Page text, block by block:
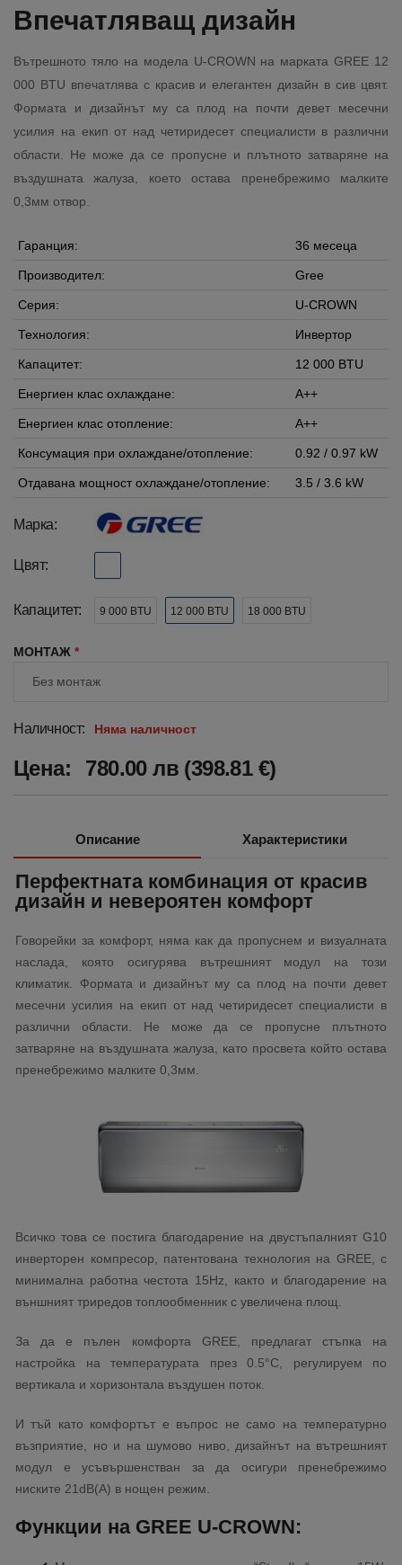
Впечатляващ дизайн
Вътрешното тяло на модела U-CROWN на марката GREE 12
000 BTU впечатлява с красив и елегантен дизайн в сив цвят.
Формата и дизайнът му са плод на почти девет месечни
усилия на екип от над четиридесет специалисти в различни
области. Не може да се пропусне и плътното затваряне на
въздушната жалуза, което остава пренебрежимо малките
0,3мм отвор.
Гаранция: 36 месеца
Производител: Gree
Серия: U-CROWN
Технология: Инвертор
Капацитет: 12 000 BTU
Енергиен клас охлаждане: A++
Енергиен клас отопление: A++
Консумация при охлаждане/отопление: 0.92 / 0.97 kW
Отдавана мощност охлаждане/отопление: 3.5 / 3.6 kW
Марка:
Цвят:
Капацитет: 9 000 BTU 12 000 BTU 18 000 BTU
МОНТАЖ *
Наличност: Няма наличност
Цена: 780.00 лв (398.81 €)
Описание Характеристики
Перфектната комбинация от красив
дизайн и невероятен комфорт
Говорейки за комфорт, няма как да пропуснем и визуалната
наслада, която осигурява вътрешният модул на този
климатик. Формата и дизайнът му са плод на почти девет
месечни усилия на екип от над четиридесет специалисти в
различни области. Не може да се пропусне плътното
затваряне на въздушната жалуза, като просвета който остава
пренебрежимо малките 0,3мм.
Всичко това се постига благодарение на двустъпалният G10
инверторен компресор, патентована технология на GREE, с
минимална работна честота 15Hz, както и благодарение на
външният триредов топлообменник с увеличена площ.
За да е пълен комфорта GREE, предлагат стъпка на
настройка на температурата през 0.5°С, регулируем по
вертикала и хоризонтала въздушен поток.
И тъй като комфортът е въпрос не само на температурно
възприятие, но и на шумово ниво, дизайнът на вътрешният
модул е усъвършенстван за да осигури пренебрежимо
ниските 21dB(A) в нощен режим.
Функции на GREE U-CROWN: